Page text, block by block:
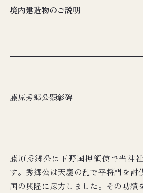
境内建造物のご説明
藤原秀郷公顕彰碑
藤原秀郷公は下野国押領使で当神
す。秀郷公は天慶の乱で平将門を討
国の興隆に尽力しました。その功績